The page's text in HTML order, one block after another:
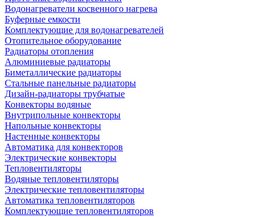
Водонагреватели косвенного нагрева
Буферные емкости
Комплектующие для водонагревателей
Отопительное оборудование
Радиаторы отопления
Алюминиевые радиаторы
Биметаллические радиаторы
Стальные панельные радиаторы
Дизайн-радиаторы трубчатые
Конвекторы водяные
Внутрипольные конвекторы
Напольные конвекторы
Настенные конвекторы
Автоматика для конвекторов
Электрические конвекторы
Тепловентиляторы
Водяные тепловентиляторы
Электрические тепловентиляторы
Автоматика тепловентиляторов
Комплектующие тепловентиляторов